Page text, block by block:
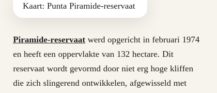
Kaart: Punta Piramide-reservaat
Piramide-reservaatwerd opgericht in februari 1974
en heeft een oppervlakte van 132 hectare. Dit
reservaat wordt gevormd door niet erg hoge kliffen
die zich slingerend ontwikkelen, afgewisseld met